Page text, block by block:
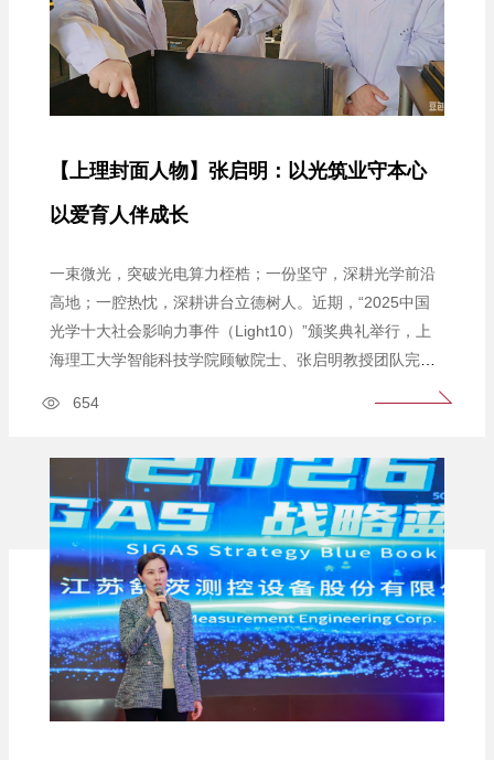
【上理封面人物】张启明：以光筑业守本心
以爱育人伴成长
654
一束微光，突破光电算力桎梏；一份坚守，深耕光学前沿
高地；一腔热忱，深耕讲台立德树人。近期，“2025中国
光学十大社会影响力事件（Light10）”颁奖典礼举行，上
海理工大学智能科技学院顾敏院士、张启明教授团队完成
赛道。亮眼科研成果的背后，离不开团队核心负责人...